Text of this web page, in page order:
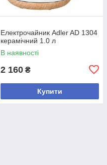
Електрочайник Adler AD 1304
керамічний 1.0 л
В наявності
2 160 ₴
Купити